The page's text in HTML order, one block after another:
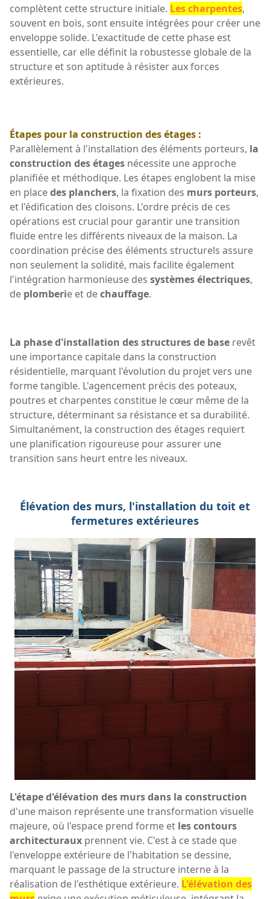
complètent cette structure initiale. Les charpentes,
souvent en bois, sont ensuite intégrées pour créer une
enveloppe solide. L'exactitude de cette phase est
essentielle, car elle définit la robustesse globale de la
structure et son aptitude à résister aux forces
extérieures.
Étapes pour la construction des étages :
Parallèlement à l'installation des éléments porteurs, la
construction des étages nécessite une approche
planifiée et méthodique. Les étapes englobent la mise
en placedes planchers, la fixation des murs porteurs,
et l'édification des cloisons. L'ordre précis de ces
opérations est crucial pour garantir une transition
fluide entre les différents niveaux de la maison. La
coordination précise des éléments structurels assure
non seulement la solidité, mais facilite également
l'intégration harmonieuse des systèmes électriques,
de plomberie et dechauffage.
La phase d'installation des structures de base revêt
une importance capitale dans la construction
résidentielle, marquant l'évolution du projet vers une
forme tangible. L'agencement précis des poteaux,
poutres et charpentes constitue le cœur même de la
structure, déterminant sa résistance et sa durabilité.
Simultanément, la construction des étages requiert
une planification rigoureuse pour assurer une
transition sans heurt entre les niveaux.
Élévation des murs, l'installation du toit et
fermetures extérieures
L'étape d'élévation des murs dans la construction
d'une maison représente une transformation visuelle
majeure, où l'espace prend forme et les contours
architecturaux prennent vie. C'est à ce stade que
l'enveloppe extérieure de l'habitation se dessine,
marquant le passage de la structure interne à la
réalisation de l'esthétique extérieure. L'élévation des